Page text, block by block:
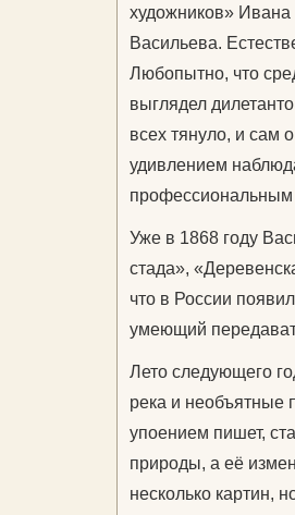
художников»
Васильева.
Любопытно, что
выглядел
всех тянуло, и сам
удивлением
профессиональным
Уже в 1868 году
стада»,
что в России
умеющий
Лето следующего
река и необъятные
упоением пишет,
природы, а её
несколько картин,